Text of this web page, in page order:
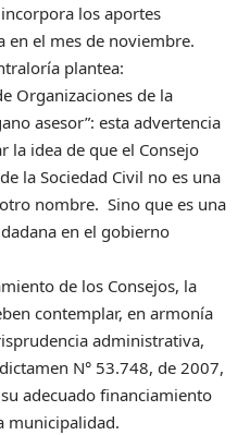
los aportes
en el mes de noviembre.
plantea:
Organizaciones de la
asesor”: esta advertencia
la idea de que el Consejo
la Sociedad Civil no es una
nombre. Sino que es una
en el gobierno
de los Consejos, la
contemplar, en armonía
administrativa,
N° 53.748, de 2007,
adecuado financiamiento
municipalidad.